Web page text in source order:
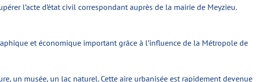
l’acte d’état civil correspondant auprès de la mairie de Meyzieu.
et économique important grâce à l’influence de la Métropole de
un musée, un lac naturel. Cette aire urbanisée est rapidement devenue